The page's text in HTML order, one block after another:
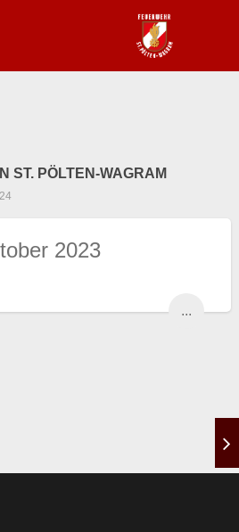
ST. PÖLTEN-WAGRAM
2023
...